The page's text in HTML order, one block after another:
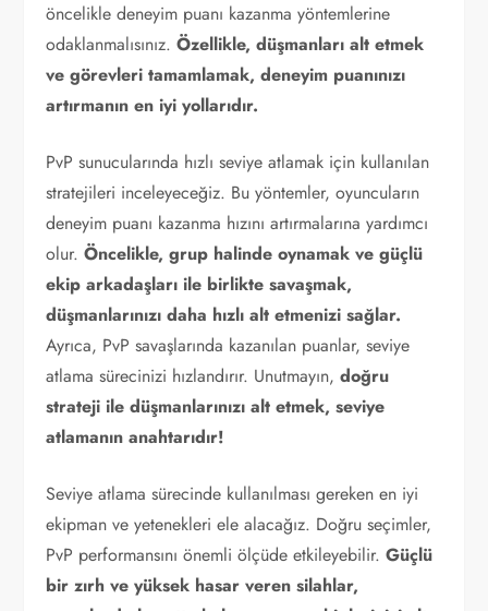
öncelikle deneyim puanı kazanma yöntemlerine
odaklanmalısınız.Özellikle, düşmanları alt etmek
ve görevleri tamamlamak, deneyim puanınızı
artırmanın en iyi yollarıdır.
PvP sunucularında hızlı seviye atlamak için kullanılan
stratejileri inceleyeceğiz. Bu yöntemler, oyuncuların
deneyim puanı kazanma hızını artırmalarına yardımcı
olur.Öncelikle, grup halinde oynamak ve güçlü
ekip arkadaşları ile birlikte savaşmak,
düşmanlarınızı daha hızlı alt etmenizi sağlar.
Ayrıca, PvP savaşlarında kazanılan puanlar, seviye
atlama sürecinizi hızlandırır. Unutmayın,doğru
strateji ile düşmanlarınızı alt etmek, seviye
atlamanın anahtarıdır!
Seviye atlama sürecinde kullanılması gereken en iyi
ekipman ve yetenekleri ele alacağız. Doğru seçimler,
PvP performansını önemli ölçüde etkileyebilir.Güçlü
bir zırh ve yüksek hasar veren silahlar,